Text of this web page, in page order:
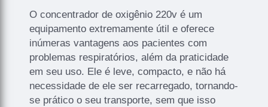
O concentrador de oxigênio 220v é um
equipamento extremamente útil e oferece
inúmeras vantagens aos pacientes com
problemas respiratórios, além da praticidade
em seu uso. Ele é leve, compacto, e não há
necessidade de ele ser recarregado, tornando-
se prático o seu transporte, sem que isso